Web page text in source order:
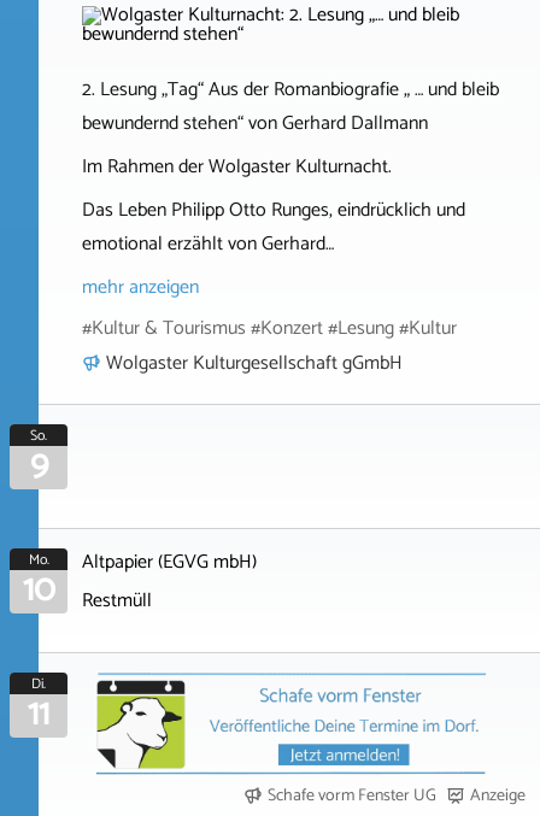
2. Lesung „Tag“ Aus der Romanbiografie „ … und bleib
bewundernd stehen“ von Gerhard Dallmann
Im Rahmen der Wolgaster Kulturnacht.
Das Leben Philipp Otto Runges, eindrücklich und
emotional erzählt von Gerhard…
mehr anzeigen
#Kultur & Tourismus #Konzert #Lesung #Kultur
Wolgaster Kulturgesellschaft gGmbH
So.
9
Mo.
10
Altpapier (EGVG mbH)
Restmüll
Di.
11
Schafe vorm Fenster UG Anzeige